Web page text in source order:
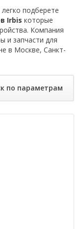
подберете
Irbis которые
Компания
и запчасти для
в Москве, Санкт-
по параметрам